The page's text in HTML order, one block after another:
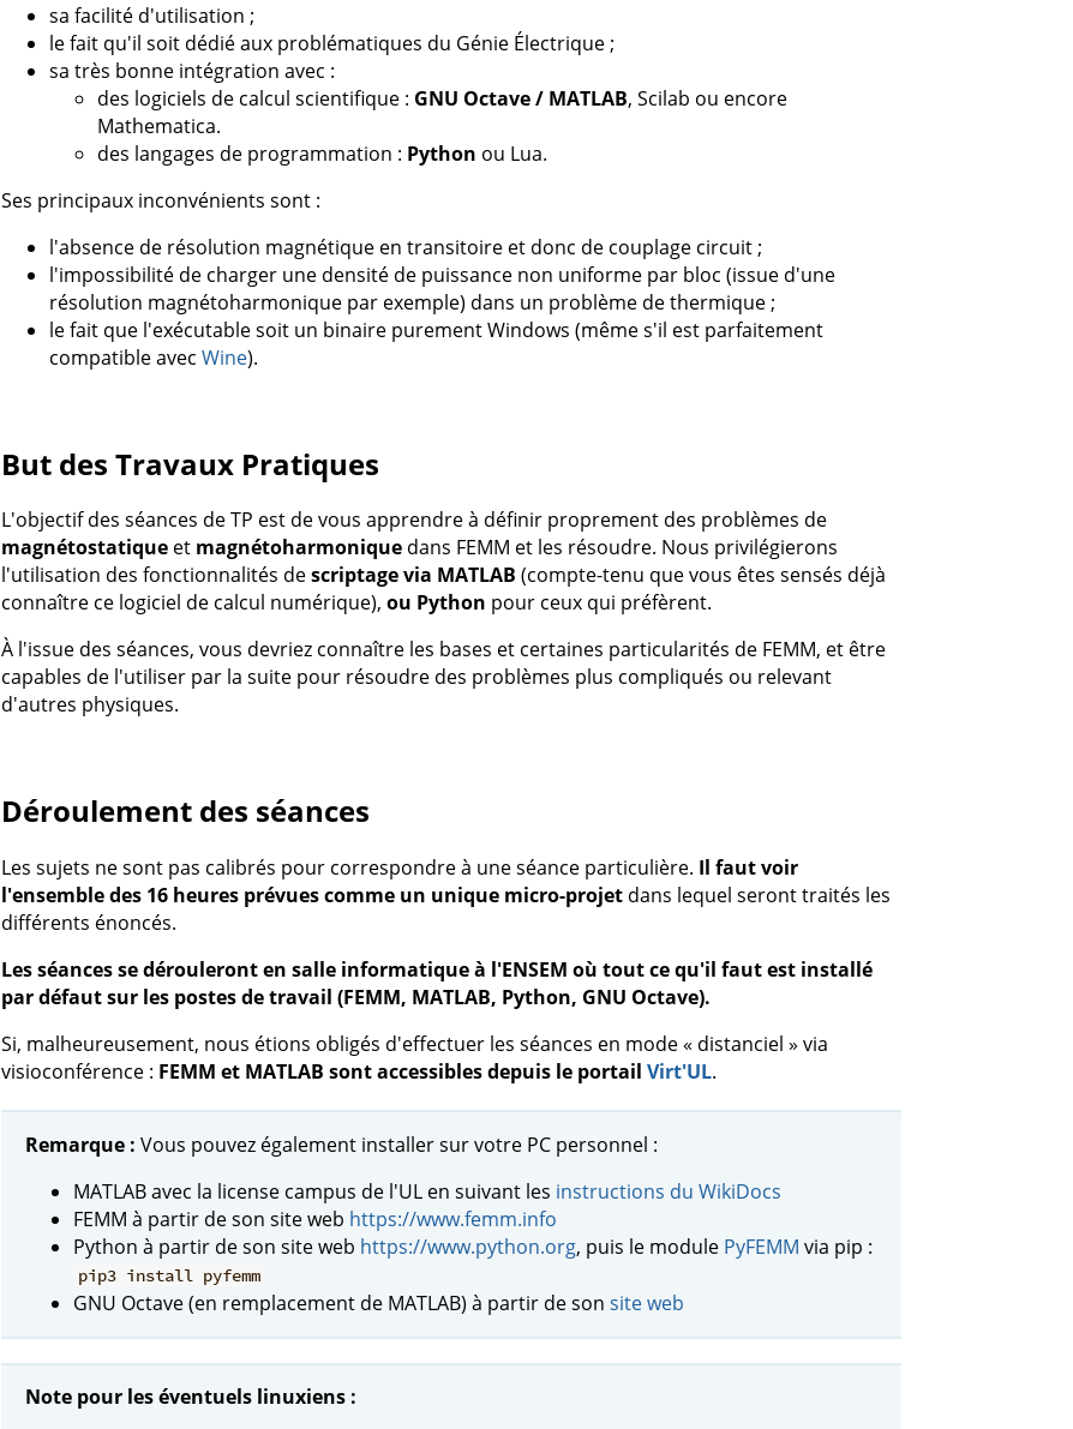
sa facilité d'utilisation ;
le fait qu'il soit dédié aux problématiques du Génie Électrique ;
sa très bonne intégration avec :
des logiciels de calcul scientifique : GNU Octave / MATLAB, Scilab ou encore
Mathematica.
des langages de programmation : Python ou Lua.
Ses principaux inconvénients sont :
l'absence de résolution magnétique en transitoire et donc de couplage circuit ;
l'impossibilité de charger une densité de puissance non uniforme par bloc (issue d'une
résolution magnétoharmonique par exemple) dans un problème de thermique ;
le fait que l'exécutable soit un binaire purement Windows (même s'il est parfaitement
compatible avec Wine).
But des Travaux Pratiques
L'objectif des séances de TP est de vous apprendre à définir proprement des problèmes de
magnétostatique et magnétoharmonique dans FEMM et les résoudre. Nous privilégierons
l'utilisation des fonctionnalités descriptage via MATLAB (compte-tenu que vous êtes sensés déjà
connaître ce logiciel de calcul numérique), ou Python pour ceux qui préfèrent.
À l'issue des séances, vous devriez connaître les bases et certaines particularités de FEMM, et être
capables de l'utiliser par la suite pour résoudre des problèmes plus compliqués ou relevant
d'autres physiques.
Déroulement des séances
Les sujets ne sont pas calibrés pour correspondre à une séance particulière. Il faut voir
l'ensemble des 16 heures prévues comme un unique micro-projet dans lequel seront traités les
différents énoncés.
Les séances se dérouleront en salle informatique à l'ENSEM où tout ce qu'il faut est installé
par défaut sur les postes de travail (FEMM, MATLAB, Python, GNU Octave).
Si, malheureusement, nous étions obligés d'effectuer les séances en mode « distanciel » via
visioconférence : FEMM et MATLAB sont accessibles depuis le portail Virt'UL.
Remarque : Vous pouvez également installer sur votre PC personnel :
MATLAB avec la license campus de l'UL en suivant les instructions du WikiDocs
FEMM à partir de son site web https://www.femm.info
Python à partir de son site web https://www.python.org, puis le module PyFEMM via pip :
pip3 install pyfemm
GNU Octave (en remplacement de MATLAB) à partir de son site web
Note pour les éventuels linuxiens :